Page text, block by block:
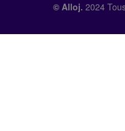
© Alloj. 2024